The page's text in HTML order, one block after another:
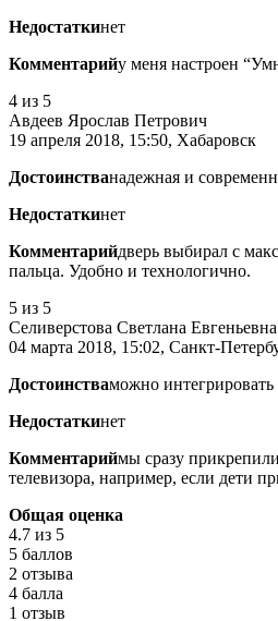
Недостаткинет
Комментарийу меня настроен
4 из 5
Авдеев Ярослав Петрович
19 апреля 2018, 15:50, Хабаровск
Достоинстванадежная и
Недостаткинет
Комментарийдверь выбирал с
пальца. Удобно и технологично.
5 из 5
Селиверстова Светлана Евгеньевна
04 марта 2018, 15:02, Санкт-
Достоинстваможно интегрировать
Недостаткинет
Комментариймы сразу
телевизора, например, если дети
Общая оценка
4.7 из 5
5 баллов
2 отзыва
4 балла
1 отзыв